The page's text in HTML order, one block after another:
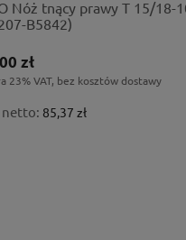
Nóż tnący prawy T 15/18-
B5842)
zł
23% VAT, bez kosztów dostawy
netto: 85,37 zł